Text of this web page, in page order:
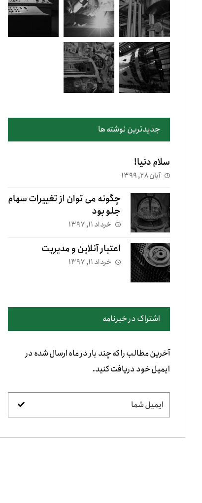
جدیدترین نوشته ها
سلام دنیا!
آبان ۲۸, ۱۳۹۹
چگونه می توان از تغییرات سهام
جلو بود
خرداد ۱۱, ۱۳۹۷
اعتبار آنلاین و مدیریت
خرداد ۱۱, ۱۳۹۷
اشتراک در خبرنامه
آخرین مطالب را که چند بار در ماه ارسال شده در
ایمیل خود دریافت کنید.